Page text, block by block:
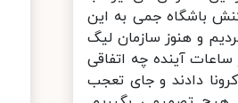
باشگاه جمی به این
و هنوز سازمان لیگ
آینده چه اتفاقی
دادند و جای تعجب